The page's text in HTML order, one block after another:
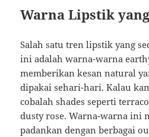
Warna Lipstik
Salah satu tren lipstik yang
ini adalah warna-warna
memberikan kesan natural
dipakai sehari-hari. Kalau
cobalah shades seperti
dusty rose. Warna-warna ini
padankan dengan berbagai